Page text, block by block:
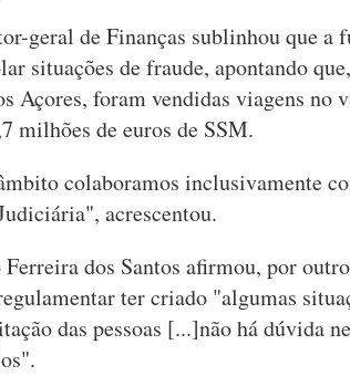
geral de Finanças sublinhou que a
situações de fraude, apontando
Açores, foram vendidas viagens no
milhões de euros de SSM.
colaboramos inclusivamente
acrescentou.
dos Santos afirmou, por
ter criado "algumas
das pessoas [...]não há dúvida